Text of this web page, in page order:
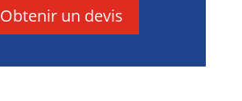
Obtenir un devis